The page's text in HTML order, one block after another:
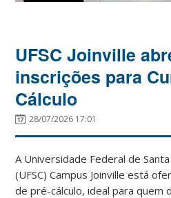
UFSC Joinville
inscrições para
Cálculo
28/07/2026 17:01
A Universidade Federal de
(UFSC) Campus Joinville está
de pré-cálculo, ideal para quem